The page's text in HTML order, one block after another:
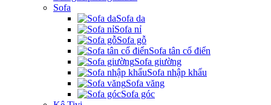
Sofa
Sofa da
Sofa nỉ
Sofa gỗ
Sofa tân cổ điển
Sofa giường
Sofa nhập khẩu
Sofa văng
Sofa góc